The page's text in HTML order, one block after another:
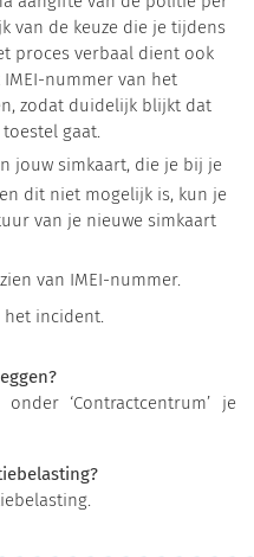
van de keuze die je tijdens
proces verbaal dient ook
nummer van het
zodat duidelijk blijkt dat
gaat.
jouw simkaart, die je bij je
dit niet mogelijk is, kun je
van je nieuwe simkaart
van IMEI-nummer.
het incident.
‘Contractcentrum’ je